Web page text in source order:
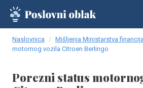
Naslovnica Mišljenja Ministarstva financija
motornog vozila Citroen Berlingo
Porezni status